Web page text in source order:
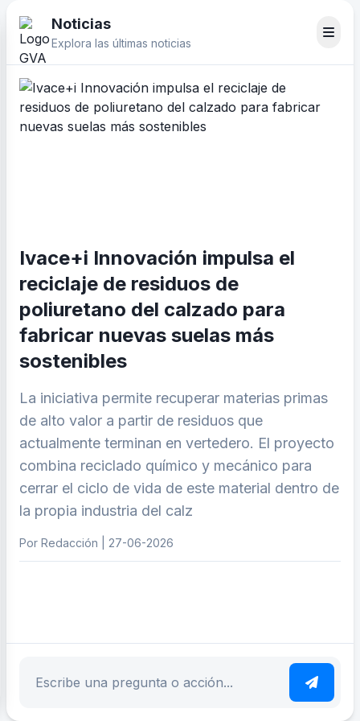
Noticias
Explora las últimas noticias
Ivace+i Innovación impulsa el
reciclaje de residuos de
poliuretano del calzado para
fabricar nuevas suelas más
sostenibles
La iniciativa permite recuperar materias primas
de alto valor a partir de residuos que
actualmente terminan en vertedero. El proyecto
combina reciclado químico y mecánico para
cerrar el ciclo de vida de este material dentro de
la propia industria del calz
Por Redacción | 27-06-2026
Escribe tu pregunta